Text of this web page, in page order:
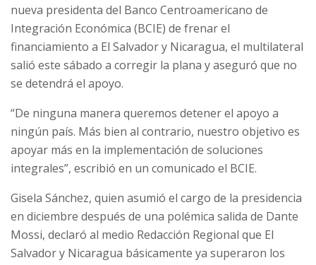
nueva presidenta del Banco Centroamericano de
Integración Económica (BCIE) de frenar el
financiamiento a El Salvador y Nicaragua, el multilateral
salió este sábado a corregir la plana y aseguró que no
se detendrá el apoyo.
“De ninguna manera queremos detener el apoyo a
ningún país. Más bien al contrario, nuestro objetivo es
apoyar más en la implementación de soluciones
integrales”, escribió en un comunicado el BCIE.
Gisela Sánchez, quien asumió el cargo de la presidencia
en diciembre después de una polémica salida de Dante
Mossi, declaró al medio Redacción Regional que El
Salvador y Nicaragua básicamente ya superaron los